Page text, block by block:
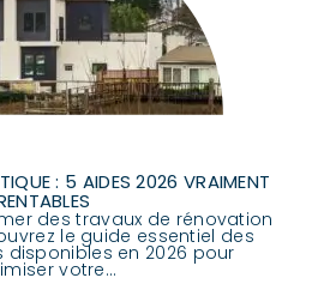
: 5 AIDES 2026 VRAIMENT
des travaux de rénovation
le guide essentiel des
disponibles en 2026 pour
votre...